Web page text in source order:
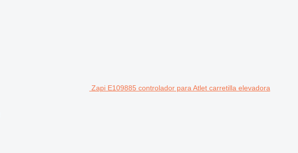
Zapi E109885 controlador para Atlet carretilla elevadora